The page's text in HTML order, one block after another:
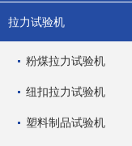
拉力试验机
粉煤拉力试验机
纽扣拉力试验机
塑料制品试验机